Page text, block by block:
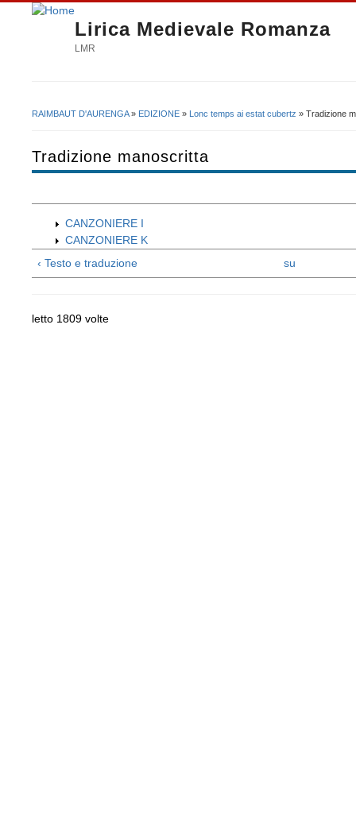
Lirica Medievale Romanza
LMR
RAIMBAUT D'AURENGA» EDIZIONE » Lonc temps ai estat cubertz » Tradizione
Tradizione manoscritta
CANZONIERE I
CANZONIERE K
‹ Testo e traduzione
su
letto 1809 volte